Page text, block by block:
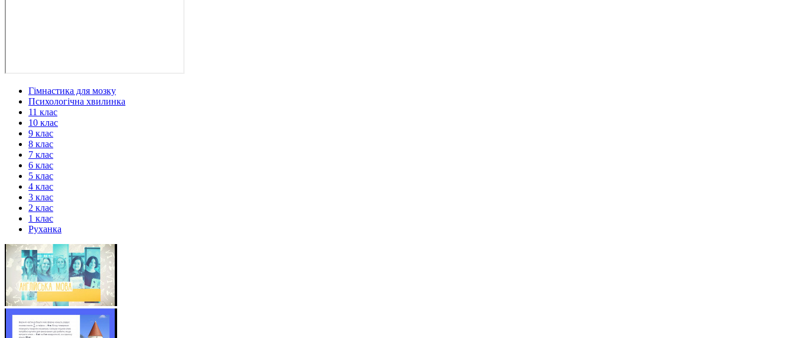
Гімнастика для мозку
Психологічна хвилинка
11 клас
10 клас
9 клас
8 клас
7 клас
6 клас
5 клас
4 клас
3 клас
2 клас
1 клас
Руханка